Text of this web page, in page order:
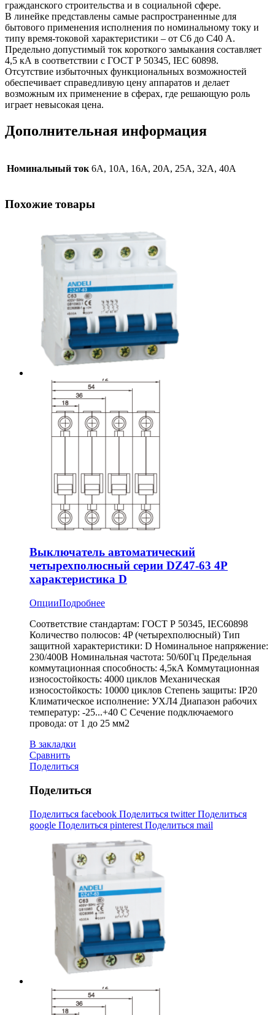
гражданского строительства и в социальной сфере.
В линейке представлены самые распространенные для
бытового применения исполнения по номинальному току и
типу время-токовой характеристики – от С6 до С40 А.
Предельно допустимый ток короткого замыкания составляет
4,5 кА в соответствии с ГОСТ Р 50345, IEC 60898.
Отсутствие избыточных функциональных возможностей
обеспечивает справедливую цену аппаратов и делает
возможным их применение в сферах, где решающую роль
играет невысокая цена.
Дополнительная информация
Номинальный ток 6А, 10А, 16А, 20А, 25А, 32А, 40А
Похожие товары
Выключатель автоматический
четырехполюсный серии DZ47-63 4P
характеристика D
ОпцииПодробнее
Соответствие стандартам: ГОСТ Р 50345, IEC60898
Количество полюсов: 4P (четырехполюсный) Тип
защитной характеристики: D Номинальное напряжение:
230/400В Номинальная частота: 50/60Гц Предельная
коммутационная способность: 4,5кА Коммутационная
износостойкость: 4000 циклов Механическая
износостойкость: 10000 циклов Степень защиты: IP20
Климатическое исполнение: УХЛ4 Диапазон рабочих
температур: -25...+40 С Сечение подключаемого
провода: от 1 до 25 мм2
В закладки
Сравнить
Поделиться
Поделиться
Поделиться facebook Поделиться twitterПоделиться
google Поделиться pinterest Поделиться mail